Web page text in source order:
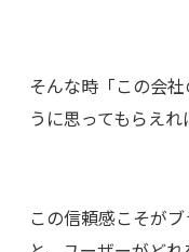
そんな時「この会
うに思ってもらえれ
この信頼感こそが